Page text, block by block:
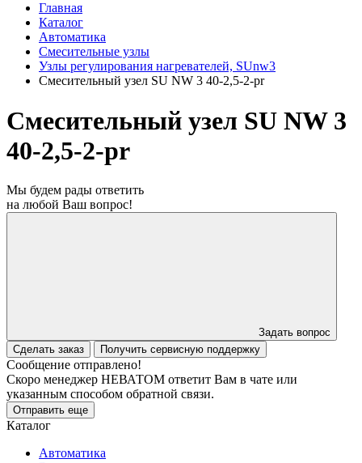
Главная
Каталог
Автоматика
Смесительные узлы
Узлы регулирования нагревателей, SUnw3
Смесительный узел SU NW 3 40-2,5-2-pr
Смесительный узел SU NW 3
40-2,5-2-pr
Мы будем рады ответить
на любой Ваш вопрос!
Задать вопрос
Сделать заказ
Получить сервисную поддержку
Сообщение отправлено!
Скоро менеджер НЕВАТОМ ответит Вам в чате или
указанным способом обратной связи.
Отправить еще
Каталог
Автоматика